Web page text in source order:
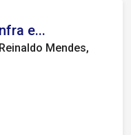
e...
Mendes,